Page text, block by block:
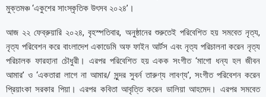
মুক্তমঞ্চ ‘একুশের সাংস্কৃতিক উৎসব ২০২৪’।
আজ ২২ ফেব্রুয়ারি ২০২৪, বৃহস্পতিবার, অনুষ্ঠানের শুরুতেই পরিবেশিত হয় সমবেত নৃত্য,
নৃত্য পরিবেশন করে বাংলাদেশ একাডেমি অফ ফাইন আর্টস এবং নৃত্য পরিচালনা করেন নৃত্য
পরিচালক ফারহানা চৌধুরী। এরপর পরিবেশিত হয় একক সংগীত ‘মাগো ধন্য হল জীবন
আমার’ ও ‘একতারা লাগে না আমার/ সুন্দর সুবর্ন তারুণ্য লাবণ্য’, সংগীত পরিবেশন করেন
প্রিয়াংকা সরকার পিয়া। এরপর কবিতা আবৃত্তি করেন ডালিয়া আহমেদ। এরপর সমবেত